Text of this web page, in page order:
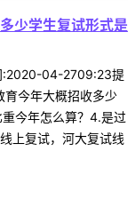
少学生复试形式是
:2020-04-2709:23提
育今年大概招收多少
今年怎么算？4.是过
上复试，河大复试线